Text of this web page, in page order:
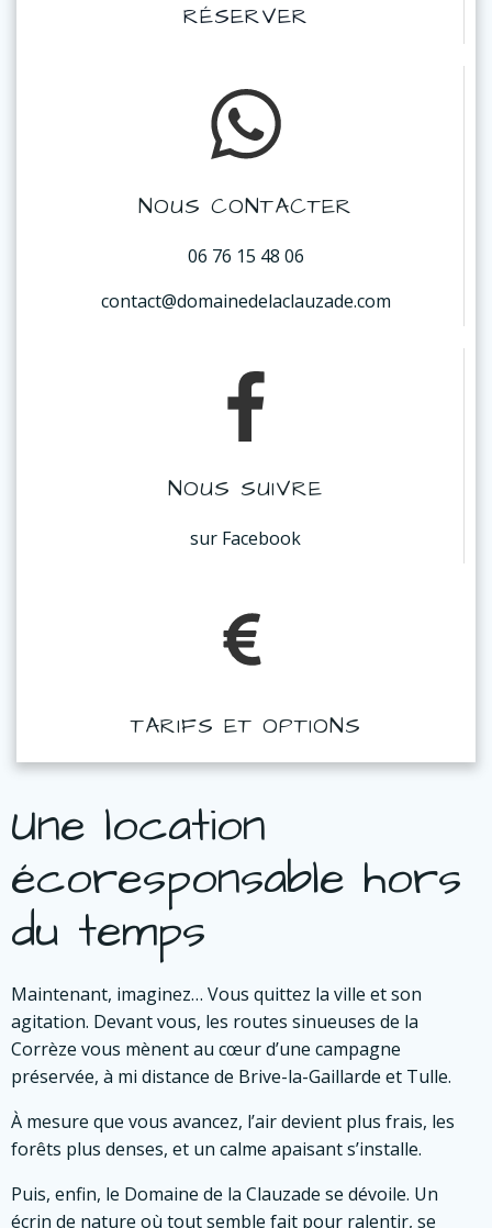
RÉSERVER
NOUS CONTACTER
06 76 15 48 06
contact@domainedelaclauzade.com
NOUS SUIVRE
sur Facebook
TARIFS ET OPTIONS
Une location
écoresponsable hors
du temps
Maintenant, imaginez… Vous quittez la ville et son
agitation. Devant vous, les routes sinueuses de la
Corrèze vous mènent au cœur d’une campagne
préservée, à mi distance de Brive-la-Gaillarde et Tulle.
À mesure que vous avancez, l’air devient plus frais, les
forêts plus denses, et un calme apaisant s’installe.
Puis, enfin, le Domaine de la Clauzade se dévoile. Un
écrin de nature où tout semble fait pour ralentir, se